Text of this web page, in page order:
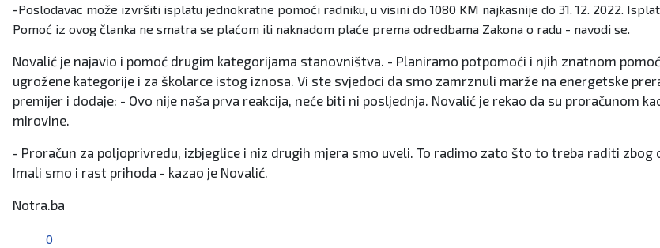
-Poslodavac može izvršiti isplatu jednokratne pomoći radniku, u visini do 1080 KM najkasnije do 31. 12. 2022.
Pomoć iz ovog članka ne smatra se plaćom ili naknadom plaće prema odredbama Zakona o radu - navodi se.
Novalić je najavio i pomoć drugim kategorijama stanovništva. - Planiramo potpomoći i njih znatnom
ugrožene kategorije i za školarce istog iznosa. Vi ste svjedoci da smo zamrznuli marže na energetske
premijer i dodaje: - Ovo nije naša prva reakcija, neće biti ni posljednja. Novalić je rekao da su proračunom
mirovine.
- Proračun za poljoprivredu, izbjeglice i niz drugih mjera smo uveli. To radimo zato što to treba raditi
Imali smo i rast prihoda - kazao je Novalić.
Notra.ba
0